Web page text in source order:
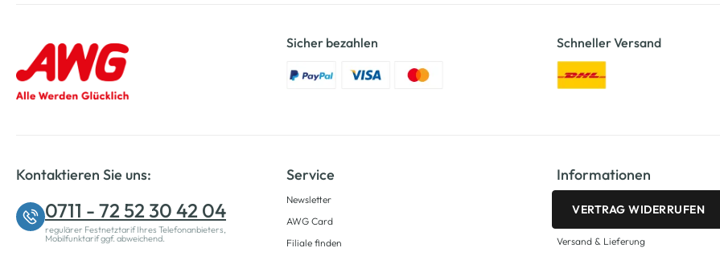
Sicher bezahlen Schneller Versand
Kontaktieren Sie uns:
0711 - 72 52 30 42 04
regulärer Festnetztarif Ihres Telefonanbieters,
Mobilfunktarif ggf. abweichend.
Service
Newsletter
AWG Card
Filiale finden
Informationen
VERTRAG WIDERRUFEN
Versand & Lieferung